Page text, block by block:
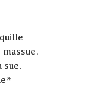
sue.